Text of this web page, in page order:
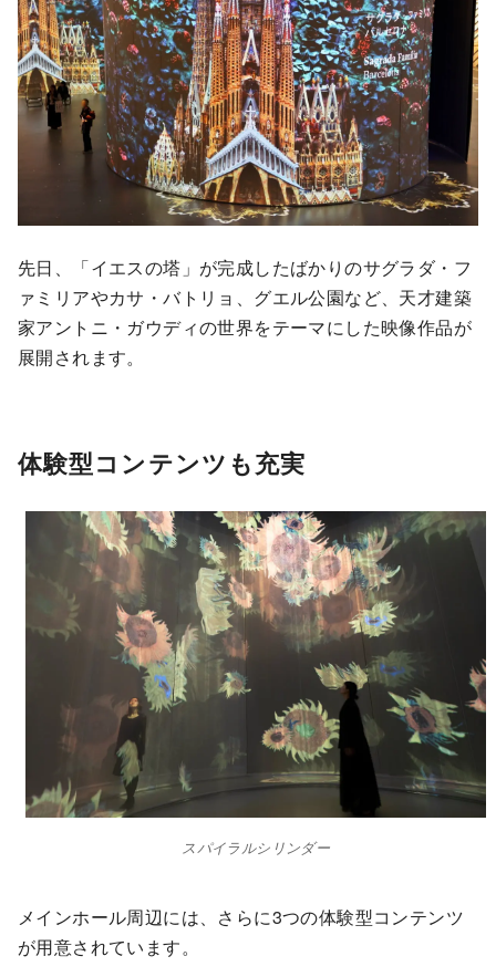
先日、「イエスの塔」が完成したばかりのサグラダ・フ
ァミリアやカサ・バトリョ、グエル公園など、天才建築
家アントニ・ガウディの世界をテーマにした映像作品が
展開されます。
体験型コンテンツも充実
スパイラルシリンダー
メインホール周辺には、さらに3つの体験型コンテンツ
が用意されています。